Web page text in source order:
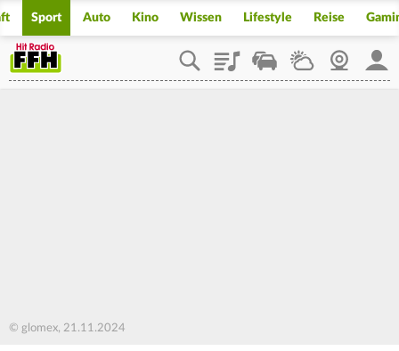
Sport Auto Kino Wissen Lifestyle Reise
PlaylistStaupilotWetterWebcam
© glomex, 21.11.2024